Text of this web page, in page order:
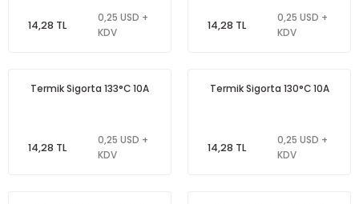
14,28 TL
0,25 USD +
KDV
14,28 TL
0,25 USD +
KDV
Termik Sigorta 133°C 10A
14,28 TL
0,25 USD +
KDV
Termik Sigorta 130°C 10A
14,28 TL
0,25 USD +
KDV